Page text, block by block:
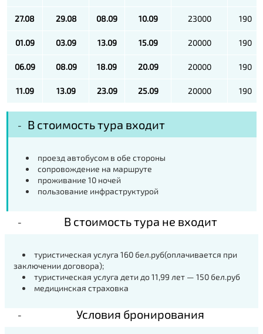
27.08 29.08 08.09 10.09 23000 190
01.09 03.09 13.09 15.09 20000 190
06.09 08.09 18.09 20.09 20000 190
11.09 13.09 23.09 25.09 20000 190
В стоимость тура входит
проезд автобусом в обе стороны
сопровождение на маршруте
проживание 10 ночей
пользование инфраструктурой
В стоимость тура не входит
туристическая услуга 160 бел.руб(оплачивается при
заключении договора);
туристическая услуга дети до 11,99 лет — 150 бел.руб
медицинская страховка
Условия бронирования